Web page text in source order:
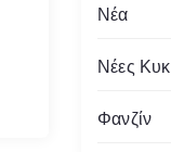
Νέα
Νέες
Φανζίν